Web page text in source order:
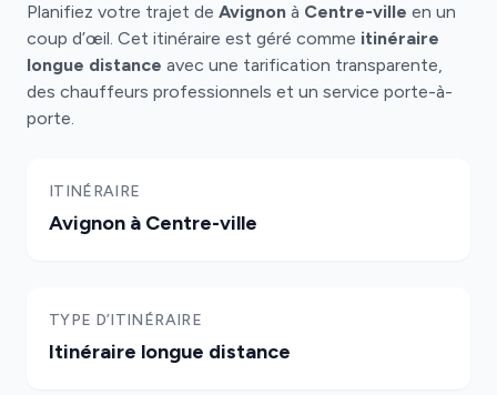
Planifiez votre trajet de Avignon à Centre-ville en un
coup d’œil. Cet itinéraire est géré comme itinéraire
longue distance avec une tarification transparente,
des chauffeurs professionnels et un service porte-à-
porte.
ITINÉRAIRE
Avignon à Centre-ville
TYPE D’ITINÉRAIRE
Itinéraire longue distance